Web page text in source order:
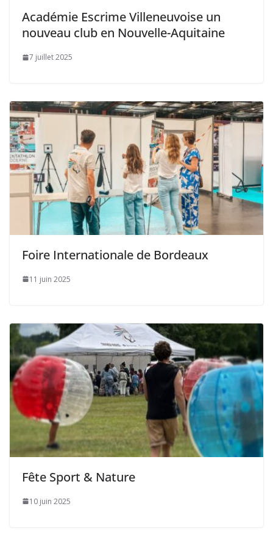
Académie Escrime Villeneuvoise un
nouveau club en Nouvelle-Aquitaine
7 juillet 2025
Foire Internationale de Bordeaux
11 juin 2025
Fête Sport & Nature
10 juin 2025